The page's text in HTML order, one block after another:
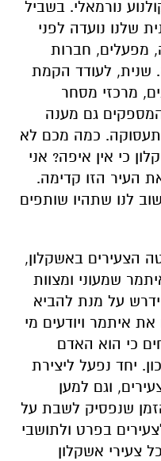
נורמאלי. בשביל
שלנו נועדה לפני
מפעלים, חברות
שנית, לעודד הקמת
מרכזי מסחר
גם מענה
תעסוקה. כמה מכם לא
כי אין איפה? אני
העיר הזו קדימה.
לנו שתהיו שותפים
הצעירים באשקלון,
שמעוני ומצוות
על מנת להביא
איתמר ויודעים מי
כי הוא האדם
יחד נפעל ליצירת
וגם למען
שנפסיק לשבת על
בפרט ולתושבי
צעירי אשקלון